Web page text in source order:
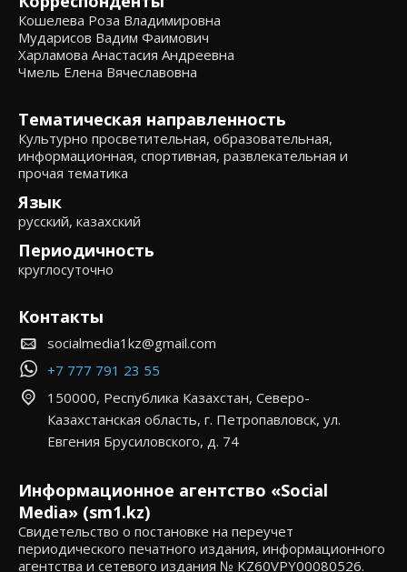
Кошелева Роза Владимировна
Мударисов Вадим Фаимович
Харламова Анастасия Андреевна
Чмель Елена Вячеславовна
Тематическая направленность
Культурно просветительная, образовательная,
информационная, спортивная, развлекательная и
прочая тематика
Язык
русский, казахский
Периодичность
круглосуточно
Контакты
socialmedia1kz@gmail.com
+7 777 791 23 55
150000, Республика Казахстан, Северо-
Казахстанская область, г. Петропавловск, ул.
Евгения Брусиловского, д. 74
Информационное агентство «Social
Media» (sm1.kz)
Свидетельство о постановке на переучет
периодического печатного издания, информационного
агентства и сетевого издания № KZ60VPY00080526.